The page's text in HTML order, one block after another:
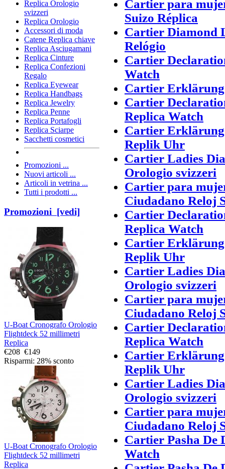
Replica Orologio
svizzeri
Replica Orologio
Accessori di moda
Catene Replica chiave
Replica Asciugamani
Replica Cinture
Replica Confezioni
Regalo
Replica Eyewear
Replica Handbags
Replica Jewelry
Replica Penne
Replica Portafogli
Replica Sciarpe
Sacchetti cosmetici
Promozioni ...
Nuovi articoli ...
Articoli in vetrina ...
Tutti i prodotti ...
Promozioni [vedi]
U-Boat Cronografo Orologio
Flightdeck 52 millimetri
Replica
€208 €149
Risparmi: 28% sconto
U-Boat Cronografo Orologio
Flightdeck 52 millimetri
Replica
Cartier para
Suizo Réplica
Cartier Diamond
Relógio
Cartier
Watch
Cartier Erklärung
Cartier
Replica Watch
Cartier Erklärung
Replik Uhr
Cartier Ladies
Orologio svizzeri
Cartier para
Ciudadano Reloj
Cartier
Replica Watch
Cartier Erklärung
Replik Uhr
Cartier Ladies
Orologio svizzeri
Cartier para
Ciudadano Reloj
Cartier
Replica Watch
Cartier Erklärung
Replik Uhr
Cartier Ladies
Orologio svizzeri
Cartier para
Ciudadano Reloj
Cartier Pasha De
Watch